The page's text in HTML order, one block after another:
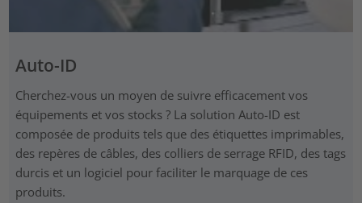
Auto-ID
Cherchez-vous un moyen de suivre efficacement vos
équipements et vos stocks ? La solution Auto-ID est
composée de produits tels que des étiquettes imprimables,
des repères de câbles, des colliers de serrage RFID, des tags
durcis et un logiciel pour faciliter le marquage de ces
produits.